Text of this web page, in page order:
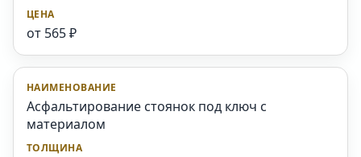
от 565 ₽
Асфальтирование стоянок под ключ с
материалом